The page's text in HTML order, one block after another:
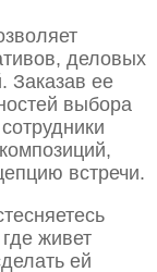
деловых
Заказав ее
выбора
встречи.
живет
ей